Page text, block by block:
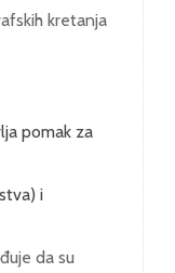
kretanja
pomak za
i
da su